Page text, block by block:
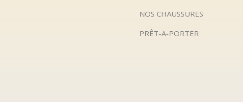
NOS CHAUSSURES
PRÊT-A-PORTER